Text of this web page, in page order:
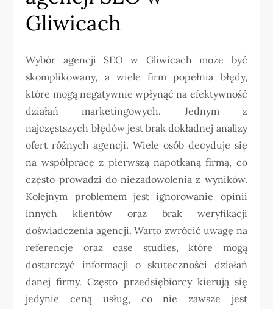
Gliwicach
Wybór agencji SEO w Gliwicach może być
skomplikowany, a wiele firm popełnia błędy,
które mogą negatywnie wpłynąć na efektywność
działań marketingowych. Jednym z
najczęstszych błędów jest brak dokładnej analizy
ofert różnych agencji. Wiele osób decyduje się
na współpracę z pierwszą napotkaną firmą, co
często prowadzi do niezadowolenia z wyników.
Kolejnym problemem jest ignorowanie opinii
innych klientów oraz brak weryfikacji
doświadczenia agencji. Warto zwrócić uwagę na
referencje oraz case studies, które mogą
dostarczyć informacji o skuteczności działań
danej firmy. Często przedsiębiorcy kierują się
jedynie ceną usług, co nie zawsze jest